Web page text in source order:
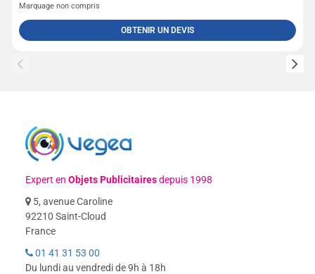
Marquage non compris
OBTENIR UN DEVIS
Expert enObjets Publicitairesdepuis 1998
5, avenue Caroline
92210 Saint-Cloud
France
01 41 31 53 00
Du lundi au vendredi de 9h à 18h